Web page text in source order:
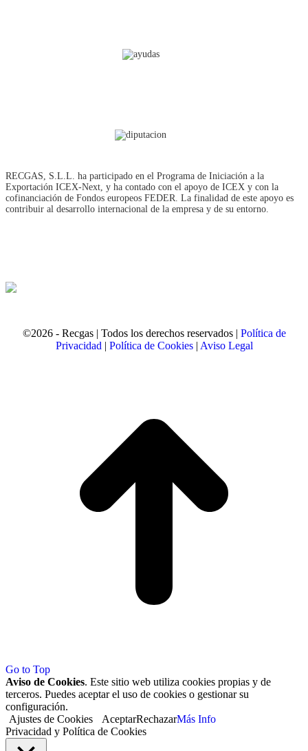
RECGAS, S.L.L. ha participado en el Programa de Iniciación a la
Exportación ICEX‐Next, y ha contado con el apoyo de ICEX y con la
cofinanciación de Fondos europeos FEDER. La finalidad de este apoyo es
contribuir al desarrollo internacional de la empresa y de su entorno.
©2026 - Recgas | Todos los derechos reservados | Política de
Privacidad | Política de Cookies| Aviso Legal
Go to Top
Aviso de Cookies. Este sitio web utiliza cookies propias y de
terceros. Puedes aceptar el uso de cookies o gestionar su
configuración.
Ajustes de Cookies
AceptarRechazarMás Info
Privacidad y Política de Cookies